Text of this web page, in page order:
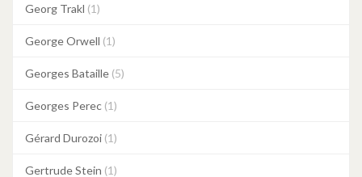
Georg Trakl (1)
George Orwell (1)
Georges Bataille (5)
Georges Perec (1)
Gérard Durozoi (1)
Gertrude Stein (1)